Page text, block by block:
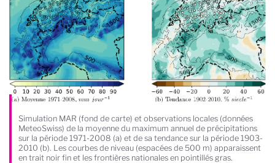
Simulation MAR (fond de carte) et observations locales (données
MeteoSwiss) de la moyenne du maximum annuel de précipitations
sur la période 1971-2008 (a) et de sa tendance sur la période 1903-
2010 (b). Les courbes de niveau (espacées de 500 m) apparaissent
en trait noir fin et les frontières nationales en pointillés gras.